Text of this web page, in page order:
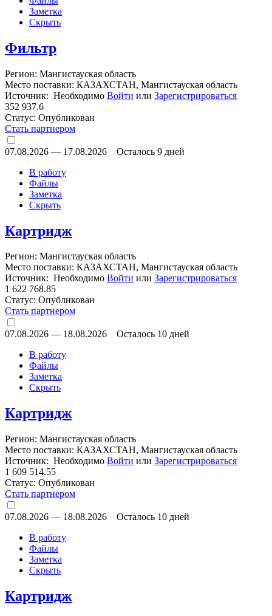
Заметка
Скрыть
Фильтр
Регион: Мангистауская область
Место поставки: КАЗАХСТАН, Мангистауская область
Источник: Необходимо Войти или Зарегистрироваться
352 937.6
Статус: Опубликован
Стать партнером
07.08.2026 — 17.08.2026
Осталось 9 дней
В работу
Файлы
Заметка
Скрыть
Картридж
Регион: Мангистауская область
Место поставки: КАЗАХСТАН, Мангистауская область
Источник: Необходимо Войти или Зарегистрироваться
1 622 768.85
Статус: Опубликован
Стать партнером
07.08.2026 — 18.08.2026
Осталось 10 дней
В работу
Файлы
Заметка
Скрыть
Картридж
Регион: Мангистауская область
Место поставки: КАЗАХСТАН, Мангистауская область
Источник: Необходимо Войти или Зарегистрироваться
1 609 514.55
Статус: Опубликован
Стать партнером
07.08.2026 — 18.08.2026
Осталось 10 дней
В работу
Файлы
Заметка
Скрыть
Картридж